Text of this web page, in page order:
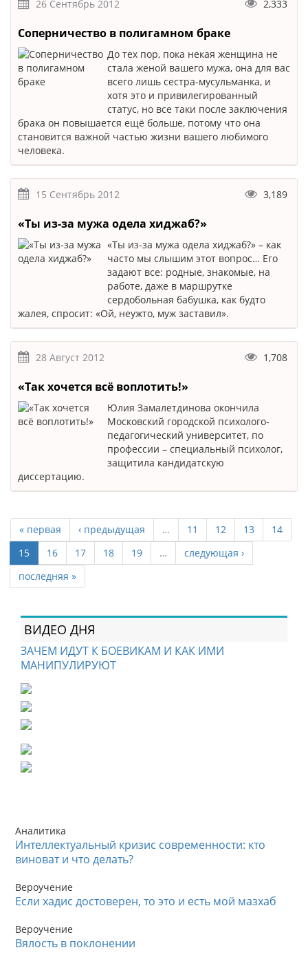
26 Сентябрь 2012 2,333
Соперничество в полигамном браке
До тех пор, пока некая женщина не
стала женой вашего мужа, она для вас
всего лишь сестра-мусульманка, и
хотя это и привилегированный
статус, но все таки после заключения
брака он повышается ещё больше, потому что она
становится важной частью жизни вашего любимого
человека.
15 Сентябрь 2012 3,189
«Ты из-за мужа одела хиджаб?»
«Ты из-за мужа одела хиджаб?» – как
часто мы слышим этот вопрос… Его
задают все: родные, знакомые, на
работе, даже в маршрутке
сердобольная бабушка, как будто
жалея, спросит: «Ой, неужто, муж заставил».
28 Август 2012 1,708
«Так хочется всё воплотить!»
Юлия Замалетдинова окончила
Московский городской психолого-
педагогический университет, по
профессии – специальный психолог,
защитила кандидатскую
диссертацию.
« первая ‹ предыдущая … 11 12 13
14
15
16 17 18 19 …
следующая ›
последняя »
ВИДЕО ДНЯ
ЗАЧЕМ ИДУТ К БОЕВИКАМ И КАК ИМИ
МАНИПУЛИРУЮТ
Аналитика
Интеллектуальный кризис современности: кто
виноват и что делать?
Вероучение
Если хадис достоверен, то это и есть мой мазхаб
Вероучение
Вялость в поклонении